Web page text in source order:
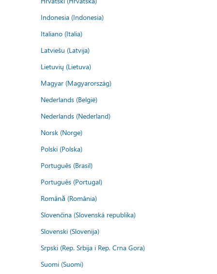
Indonesia (Indonesia)
Italiano (Italia)
Latviešu (Latvija)
Lietuvių (Lietuva)
Magyar (Magyarország)
Nederlands (België)
Nederlands (Nederland)
Norsk (Norge)
Polski (Polska)
Português (Brasil)
Português (Portugal)
Română (România)
Slovenčina (Slovenská republika)
Slovenski (Slovenija)
Srpski (Rep. Srbija i Rep. Crna Gora)
Suomi (Suomi)